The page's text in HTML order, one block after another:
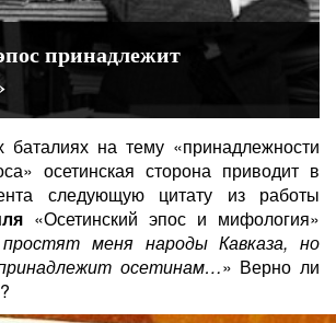
принадлежит
баталиях на тему «принадлежности
осетинская сторона приводит в
следующую цитату из работы
«Осетинский эпос и мифология»
меня народы Кавказа, но
осетинам…» Верно ли